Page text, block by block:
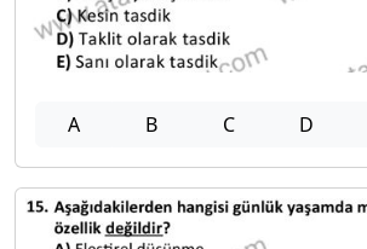
A B C D